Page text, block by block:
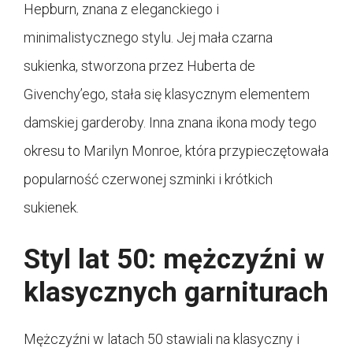
Hepburn, znana z eleganckiego i
minimalistycznego stylu. Jej mała czarna
sukienka, stworzona przez Huberta de
Givenchy’ego, stała się klasycznym elementem
damskiej garderoby. Inna znana ikona mody tego
okresu to Marilyn Monroe, która przypieczętowała
popularność czerwonej szminki i krótkich
sukienek.
Styl lat 50: mężczyźni w
klasycznych garniturach
Mężczyźni w latach 50 stawiali na klasyczny i